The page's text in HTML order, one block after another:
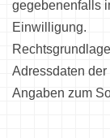
gegebenenfalls
Einwilligung.
Adressdaten
Angaben zum